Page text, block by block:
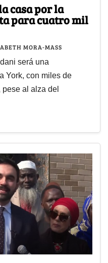
casa por la
para cuatro mil
MORA-MASS
será una
York, con miles de
al alza del